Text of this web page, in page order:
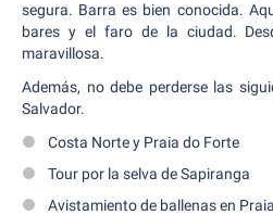
segura. Barra es bien conocida.
bares y el faro de la ciudad.
maravillosa.
Además, no debe perderse las
Salvador.
Costa Norte y Praia do Forte
Tour por la selva de Sapiranga
Avistamiento de ballenas en